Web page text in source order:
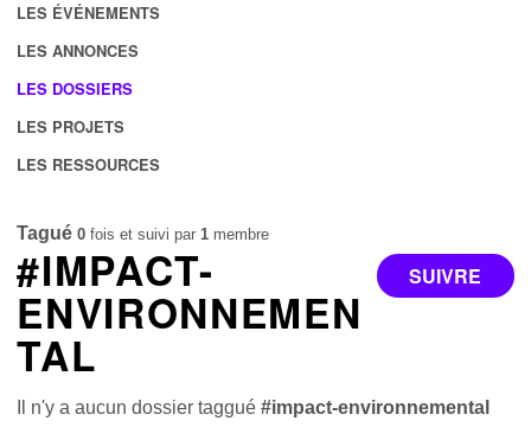
LES ÉVÉNEMENTS
LES ANNONCES
LES DOSSIERS
LES PROJETS
LES RESSOURCES
Tagué 0 fois et suivi par 1 membre
SUIVRE
#IMPACT-
ENVIRONNEMEN
TAL
Il n'y a aucun dossier taggué#impact-environnemental